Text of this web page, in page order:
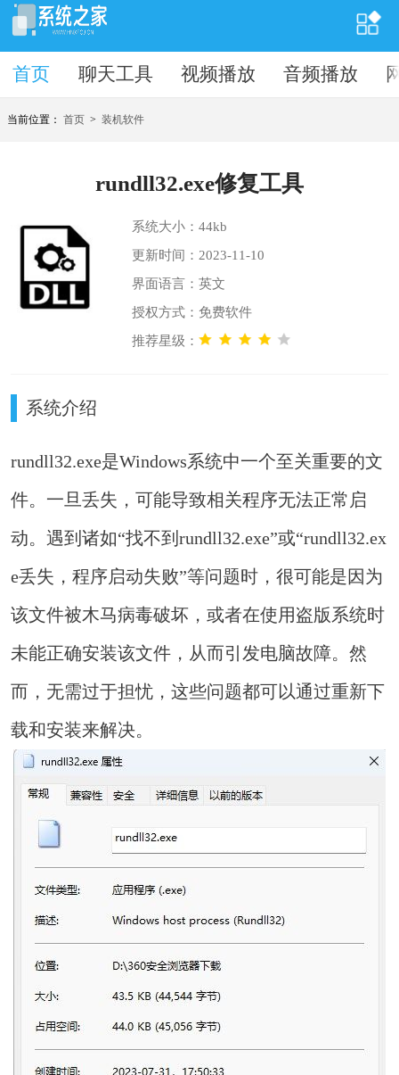
首页 聊天工具 视频播放 音频播放
首页
当前位置：首页 >装机软件
rundll32.exe修复工具
系统大小：44kb
更新时间：2023-11-10
界面语言：英文
授权方式：免费软件
推荐星级：
系统介绍
rundll32.exe是Windows系统中一个至关重要的文
件。一旦丢失，可能导致相关程序无法正常启
动。遇到诸如“找不到rundll32.exe”或“rundll32.ex
e丢失，程序启动失败”等问题时，很可能是因为
该文件被木马病毒破坏，或者在使用盗版系统时
未能正确安装该文件，从而引发电脑故障。然
而，无需过于担忧，这些问题都可以通过重新下
载和安装来解决。